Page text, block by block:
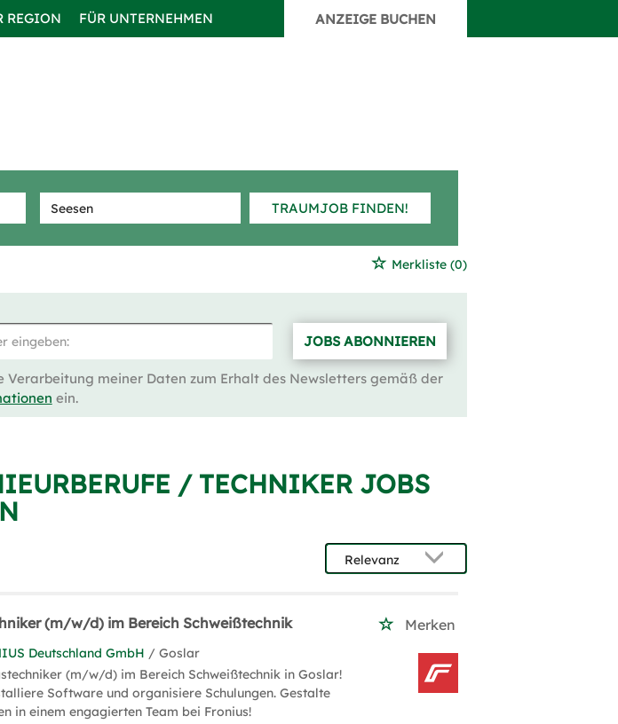
REGION FÜR UNTERNEHMEN ANZEIGE BUCHEN
TRAUMJOB FINDEN!
Merkliste (0)
JOBS ABONNIEREN
Verarbeitung meiner Daten zum Erhalt des Newsletters gemäß der
ein.
/ TECHNIKER JOBS
(m/w/d) im Bereich Schweißtechnik Merken
Deutschland GmbH / Goslar
(m/w/d) im Bereich Schweißtechnik in Goslar!
Software und organisiere Schulungen. Gestalte
in einem engagierten Team bei Fronius!